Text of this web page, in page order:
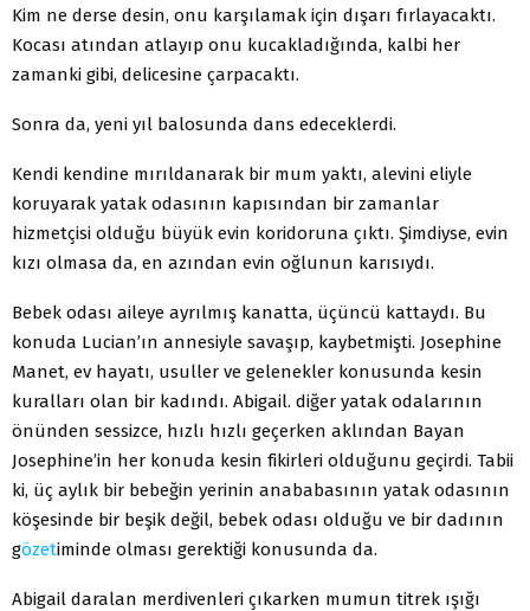
Kim ne derse desin, onu karşılamak için dışarı fırlayacaktı.
Kocası atından atlayıp onu kucakladığında, kalbi her
zamanki gibi, delicesine çarpacaktı.
Sonra da, yeni yıl balosunda dans edeceklerdi.
Kendi kendine mırıldanarak bir mum yaktı, alevini eliyle
koruyarak yatak odasının kapısından bir zamanlar
hizmetçisi olduğu büyük evin koridoruna çıktı. Şimdiyse, evin
kızı olmasa da, en azından evin oğlunun karısıydı.
Bebek odası aileye ayrılmış kanatta, üçüncü kattaydı. Bu
konuda Lucian’ın annesiyle savaşıp, kaybetmişti. Josephine
Manet, ev hayatı, usuller ve gelenekler konusunda kesin
kuralları olan bir kadındı. Abigail. diğer yatak odalarının
önünden sessizce, hızlı hızlı geçerken aklından Bayan
Josephine’in her konuda kesin fikirleri olduğunu geçirdi. Tabii
ki, üç aylık bir bebeğin yerinin anababasının yatak odasının
köşesinde bir beşik değil, bebek odası olduğu ve bir dadının
gözetiminde olması gerektiği konusunda da.
Abigail daralan merdivenleri çıkarken mumun titrek ışığı